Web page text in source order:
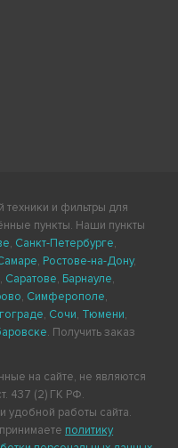
и фильтры для
пункты. Наши пункты
, Санкт-Петербурге,
, Ростове-на-Дону,
, Саратове, Барнауле,
, Симферополе,
, Сочи, Тюмени,
. Получить заказ
на сайте, не являются
437 (2) ГК РФ.
удобной работы сайта.
политику